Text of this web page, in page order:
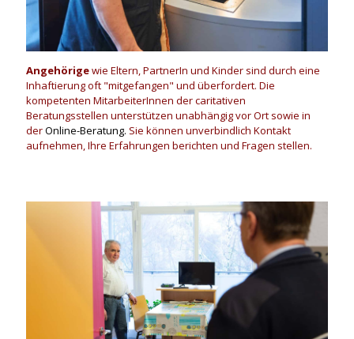
Angehörigewie Eltern, PartnerIn und Kinder sind durch eine
Inhaftierung oft "mitgefangen" und überfordert. Die
kompetenten MitarbeiterInnen der caritativen
Beratungsstellen unterstützen unabhängig vor Ort sowie in
derOnline-Beratung. Sie können unverbindlich Kontakt
aufnehmen, Ihre Erfahrungen berichten und Fragen stellen.